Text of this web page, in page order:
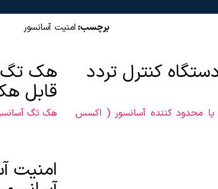
برچسب: امنیت آسانسور
کنترل تردد
یا محدود کننده آسانسور ( اکسس
هک تگ
قابل
هک تگ
امنیت